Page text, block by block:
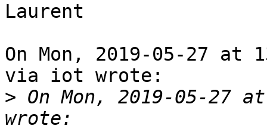
Laurent
On Mon, 2019-05-27 at
via iot wrote:
> On Mon, 2019-05-27